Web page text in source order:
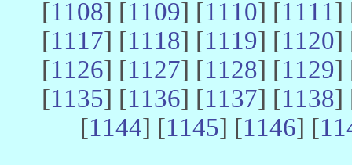
[1108] [1109] [1110] [1111]
[1117] [1118] [1119] [1120]
[1126] [1127] [1128] [1129]
[1135] [1136] [1137] [1138]
[1144] [1145] [1146] [